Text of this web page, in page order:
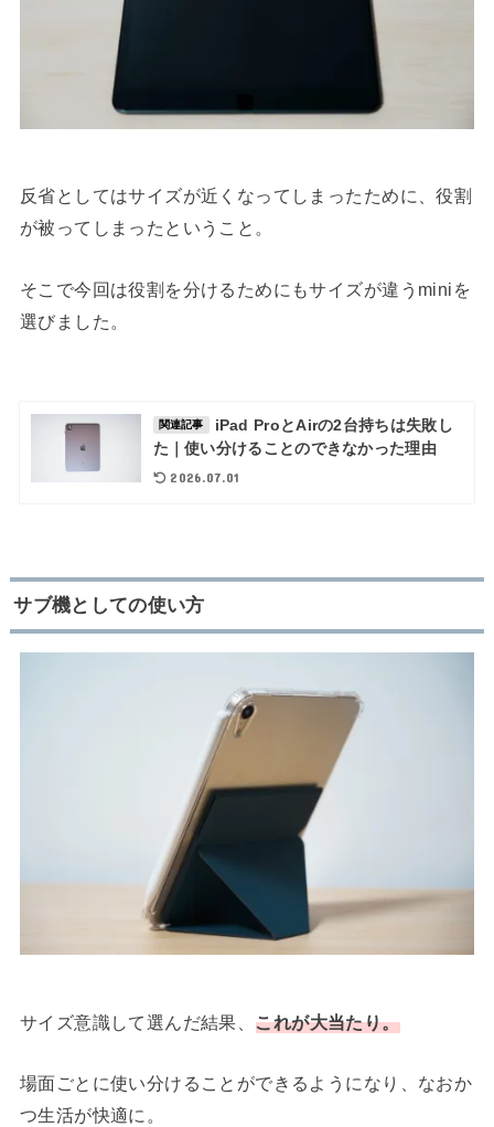
反省としてはサイズが近くなってしまったために、役割
が被ってしまったということ。
そこで今回は役割を分けるためにもサイズが違うminiを
選びました。
関連記事
iPad ProとAirの2台持ちは失敗し
た｜使い分けることのできなかった理由
2026.07.01
サブ機としての使い方
サイズ意識して選んだ結果、 これが大当たり。
場面ごとに使い分けることができるようになり、なおか
つ生活が快適に。